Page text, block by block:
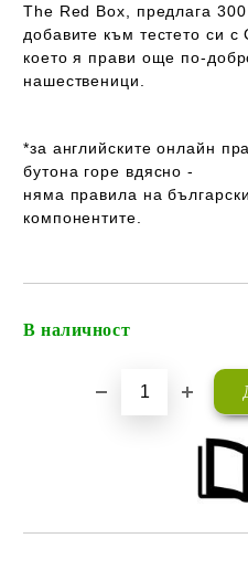
The Red Box, предлага
добавите към тестето си с
което я прави още по-
нашественици.
*за английските онлайн
бутона горе вдясно -
няма правила на български
компонентите.
В наличност